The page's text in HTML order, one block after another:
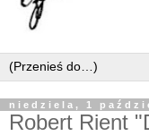
niedziela, 1
Robert Rient